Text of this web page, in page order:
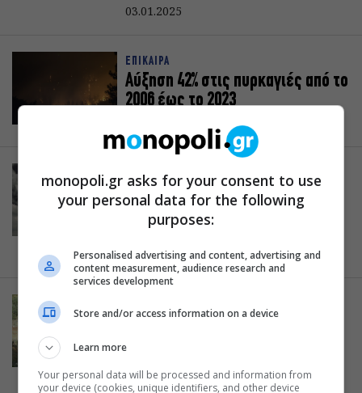
03.01.2025
ΕΠΙΚΑΙΡΑ
Αύξηση 42% στις πυρκαγιές από το
2006 έως το 2023
ΕΠΙΚΑΙΡΑ
ΕΕ: Η ατμοσφαιρική ρύπανση
στοίχισε τη ζωή σε 239.000
ανθρώπους το 2022
11.12.2024
ανακοινώνουν: «Η προστασία του
Σύμβαση της Βέρνης»
monopoli.gr asks for your consent to use
your personal data for the following
purposes:
Personalised advertising and content, advertising and
content measurement, audience research and
services development
Store and/or access information on a device
Learn more
Your personal data will be processed and information from
your device (cookies, unique identifiers, and other device